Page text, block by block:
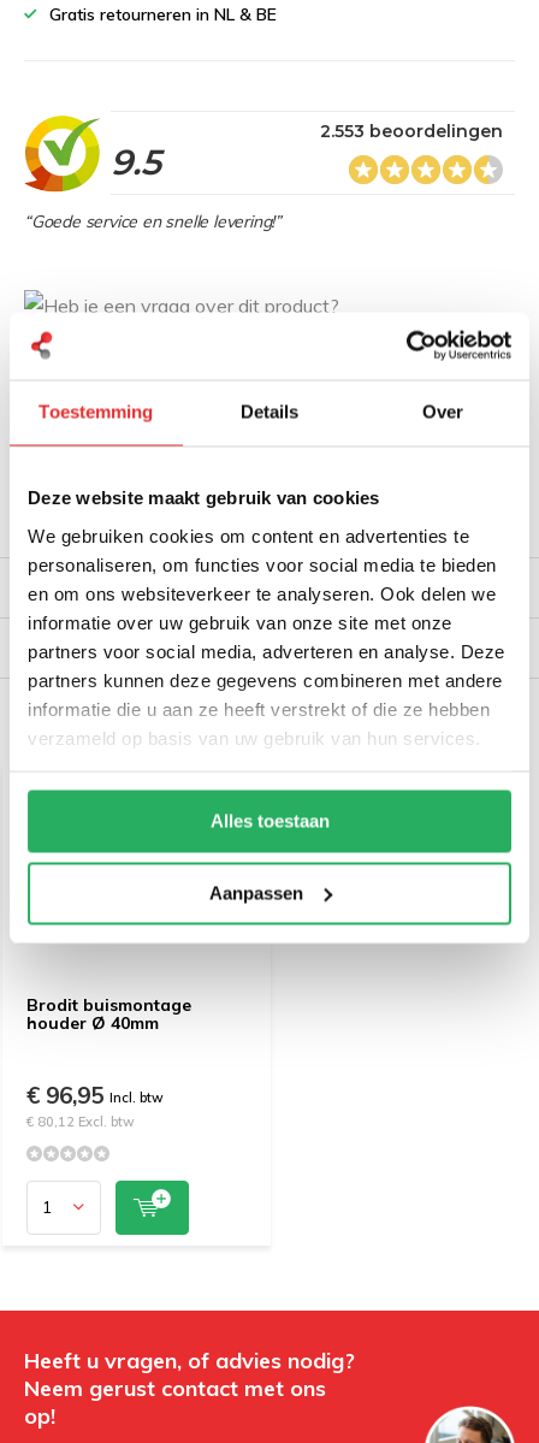
Toestemming Details Over
Deze website maakt gebruik van cookies
We gebruiken cookies om content en advertenties te
personaliseren, om functies voor social media te bieden
en om ons websiteverkeer te analyseren. Ook delen we
informatie over uw gebruik van onze site met onze
partners voor social media, adverteren en analyse. Deze
partners kunnen deze gegevens combineren met andere
informatie die u aan ze heeft verstrekt of die ze hebben
verzameld op basis van uw gebruik van hun services.
Alles toestaan
Aanpassen
Gratis retourneren in NL & BE
9.5
2.553 beoordelingen
“Goede service en snelle levering!”
Heb je een vraag over dit product?
Productomschrijving
Reviews
Verzendinformatie
Recent bekeken
Brodit buismontage
houder Ø 40mm
€ 96,95 Incl. btw
€ 80,12 Excl. btw
Heeft u vragen, of advies nodig?
Neem gerust contact met ons
op!